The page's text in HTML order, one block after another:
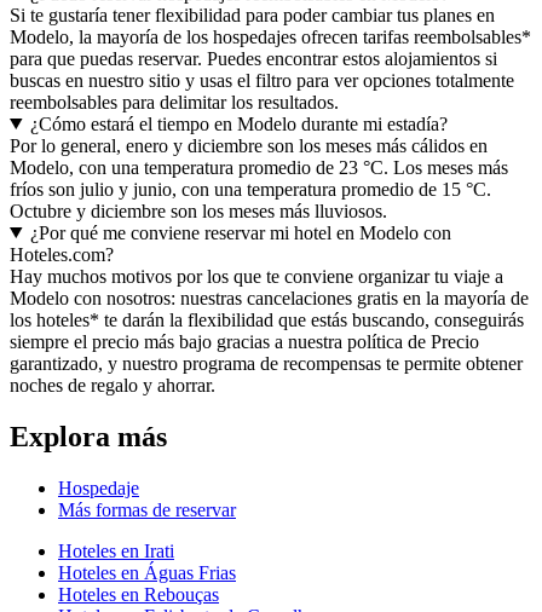
Si te gustaría tener flexibilidad para poder cambiar tus planes en
Modelo, la mayoría de los hospedajes ofrecen tarifas reembolsables*
para que puedas reservar. Puedes encontrar estos alojamientos si
buscas en nuestro sitio y usas el filtro para ver opciones totalmente
reembolsables para delimitar los resultados.
¿Cómo estará el tiempo en Modelo durante mi estadía?
Por lo general, enero y diciembre son los meses más cálidos en
Modelo, con una temperatura promedio de 23 °C. Los meses más
fríos son julio y junio, con una temperatura promedio de 15 °C.
Octubre y diciembre son los meses más lluviosos.
¿Por qué me conviene reservar mi hotel en Modelo con
Hoteles.com?
Hay muchos motivos por los que te conviene organizar tu viaje a
Modelo con nosotros: nuestras cancelaciones gratis en la mayoría de
los hoteles* te darán la flexibilidad que estás buscando, conseguirás
siempre el precio más bajo gracias a nuestra política de Precio
garantizado, y nuestro programa de recompensas te permite obtener
noches de regalo y ahorrar.
Explora más
Hospedaje
Más formas de reservar
Hoteles en Irati
Hoteles en Águas Frias
Hoteles en Rebouças